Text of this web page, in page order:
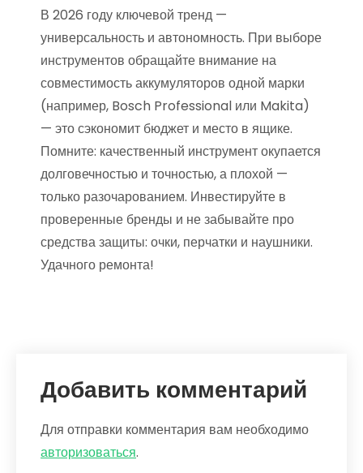
В 2026 году ключевой тренд —
универсальность и автономность. При выборе
инструментов обращайте внимание на
совместимость аккумуляторов одной марки
(например, Bosch Professional или Makita)
— это сэкономит бюджет и место в ящике.
Помните: качественный инструмент окупается
долговечностью и точностью, а плохой —
только разочарованием. Инвестируйте в
проверенные бренды и не забывайте про
средства защиты: очки, перчатки и наушники.
Удачного ремонта!
Добавить комментарий
Для отправки комментария вам необходимо
авторизоваться.